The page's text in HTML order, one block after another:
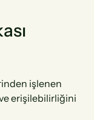
işlenen
erişilebilirliğini